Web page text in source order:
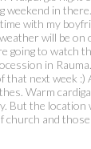
weekend in
with my
will be on
going to watch
in
that next week
Warm
But the
and